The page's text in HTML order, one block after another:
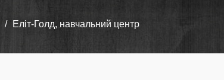
Еліт-Голд, навчальний центр